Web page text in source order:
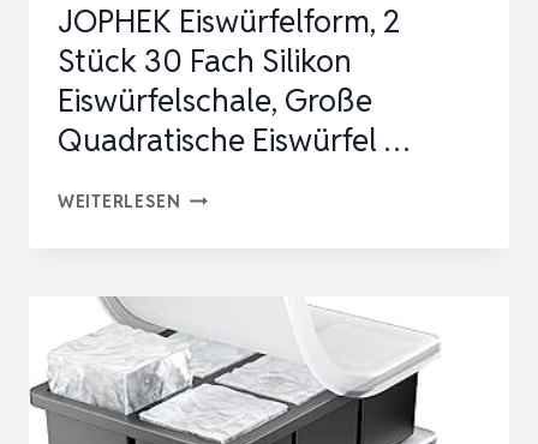
JOPHEK Eiswürfelform, 2
Stück 30 Fach Silikon
Eiswürfelschale, Große
Quadratische Eiswürfel …
WEITERLESEN JOPHEK
30
FACH
SILIKON